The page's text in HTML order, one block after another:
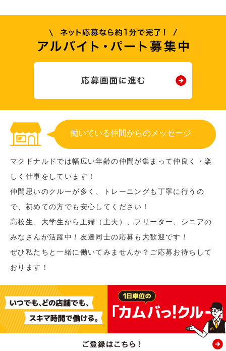
働いている仲間からのメッセージ
マクドナルドでは幅広い年齢の仲間が集まって仲良く・楽
しく仕事をしています！
仲間思いのクルーが多く、トレーニングも丁寧に行うの
で、初めての方でも安心してください！
高校生、大学生から主婦（主夫）、フリーター、シニアの
みなさんが活躍中！友達同士の応募も大歓迎です！
ぜひ私たちと一緒に働いてみませんか？ご応募お待ちして
おります！